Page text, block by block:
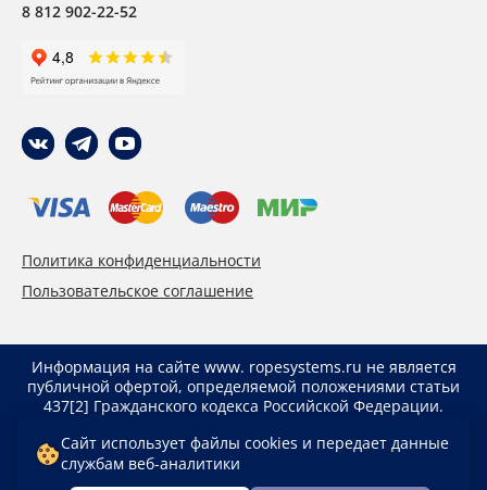
8 812 902-22-52
Политика конфиденциальности
Пользовательское соглашение
Информация на сайте www. ropesystems.ru не является
публичной офертой, определяемой положениями статьи
437[2] Гражданского кодекса Российской Федерации.
заказа через интернет-магазин www. ropesystems.ru.
Цены при оформлении заказа иным способом могут
отличаться от указанных на сайте.
Сайт использует файлы cookies и передает данные
службам веб-аналитики